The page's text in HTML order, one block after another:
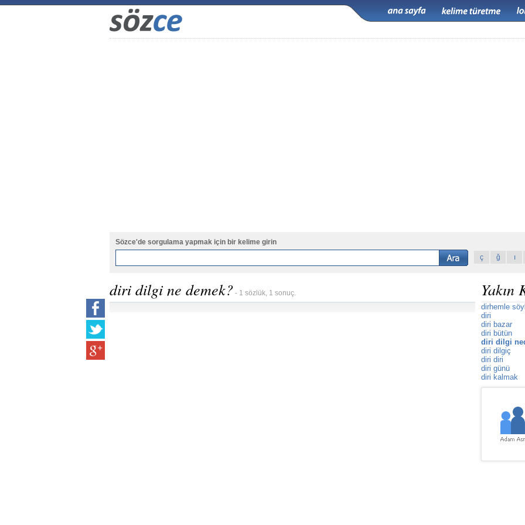
Sözce'de sorgulama yapmak için bir kelime girin
ç
ğ ı
diri dilgi ne demek? - 1 sözlük, 1 sonuç. Yakın
dirhemle
diri
diri bazar
diri bütün
diri dilgi
diri dilgiç
diri diri
diri günü
diri kalmak